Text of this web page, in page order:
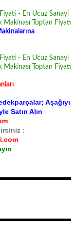
Aşağıyı
Satın Alın
: